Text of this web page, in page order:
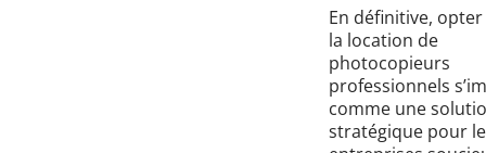
En définitive,
la location de
photocopieurs
professionnels
comme une
stratégique pour